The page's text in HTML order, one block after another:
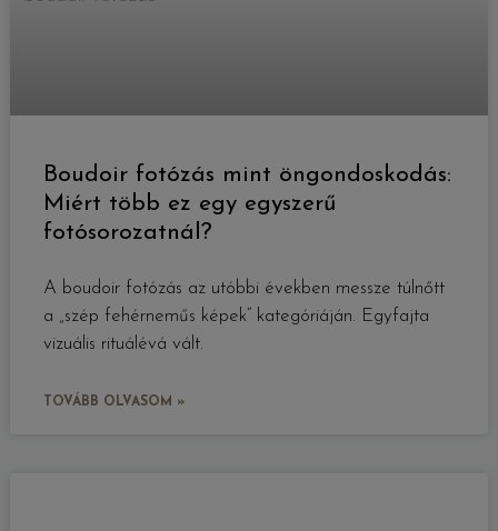
Boudoir fotózás mint öngondoskodás:
Miért több ez egy egyszerű
fotósorozatnál?
A boudoir fotózás az utóbbi években messze túlnőtt
a „szép fehérneműs képek” kategóriáján. Egyfajta
vizuális rituálévá vált.
TOVÁBB OLVASOM »